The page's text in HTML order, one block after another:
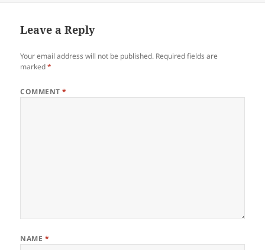
Leave a Reply
Your email address will not be published. Required fields are
marked*
COMMENT*
NAME *